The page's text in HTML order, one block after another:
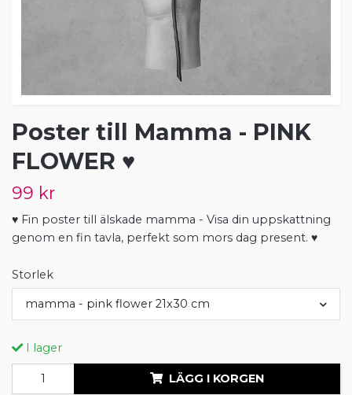
Poster till Mamma - PINK
FLOWER ♥
99 kr
♥ Fin poster till älskade mamma - Visa din uppskattning
genom en fin tavla, perfekt som mors dag present. ♥
Storlek
mamma - pink flower 21x30 cm
I lager
LÄGG I KORGEN